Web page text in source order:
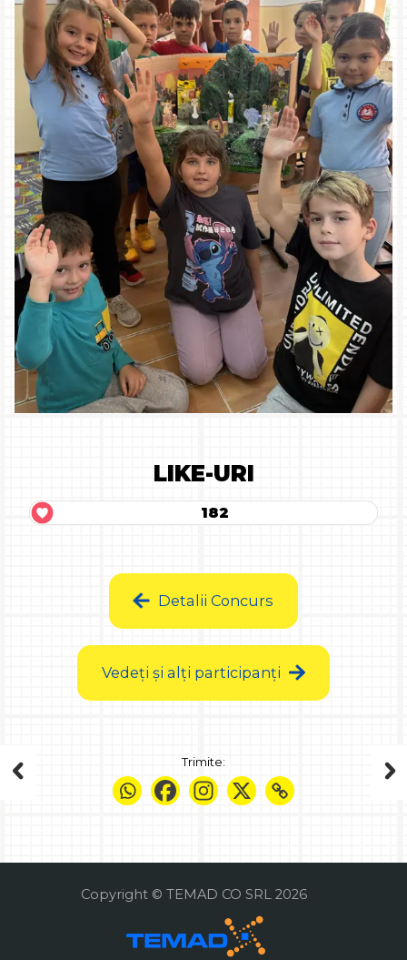
LIKE-URI
182
Detalii Concurs
Vedeți și alți participanți
Trimite:
Copyright © TEMAD CO SRL 2026